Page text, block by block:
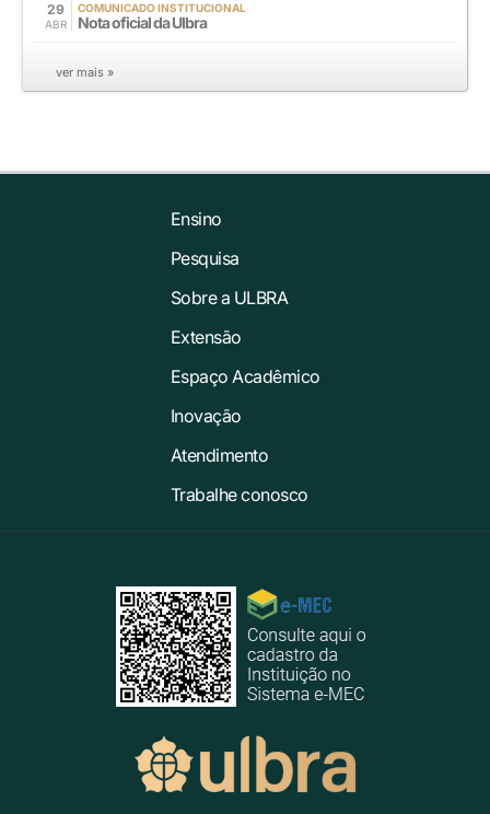
29
ABR
COMUNICADO INSTITUCIONAL
Nota oficial da Ulbra
ver mais »
Ensino
Pesquisa
Sobre a ULBRA
Extensão
Espaço Acadêmico
Inovação
Atendimento
Trabalhe conosco